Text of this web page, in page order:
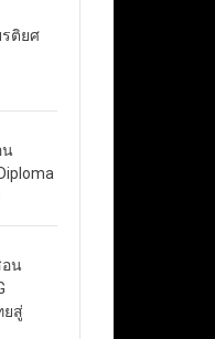
รติยศ
น
อน
ยสู่